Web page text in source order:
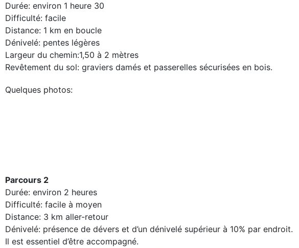
Durée: environ 1 heure 30
Difficulté: facile
Distance: 1 km en boucle
Dénivelé: pentes légères
Largeur du chemin:1,50 à 2 mètres
Revêtement du sol: graviers damés et passerelles sécurisées en bois.
Quelques photos:
Parcours 2
Durée: environ 2 heures
Difficulté: facile à moyen
Distance: 3 km aller-retour
Dénivelé: présence de dévers et d’un dénivelé supérieur à 10% par endroit.
Il est essentiel d’être accompagné.